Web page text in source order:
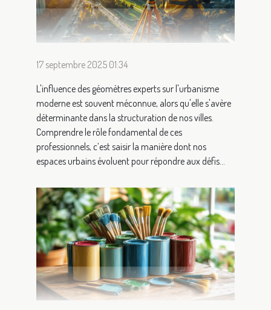
17 septembre 2025 01:34
L'influence des géomètres experts sur l'urbanisme
moderne est souvent méconnue, alors qu'elle s'avère
déterminante dans la structuration de nos villes.
Comprendre le rôle fondamental de ces
professionnels, c’est saisir la manière dont nos
espaces urbains évoluent pour répondre aux défis...